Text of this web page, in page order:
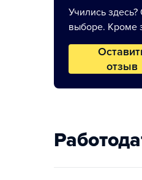
Учились
выборе. Кроме
отзыв